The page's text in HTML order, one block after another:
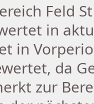
Feld
in
in
da
zur